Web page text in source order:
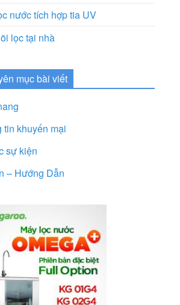
nước tích hợp tia UV
lọc tại nhà
mục bài viết
tin khuyến mại
sự kiện
– Hướng Dẫn